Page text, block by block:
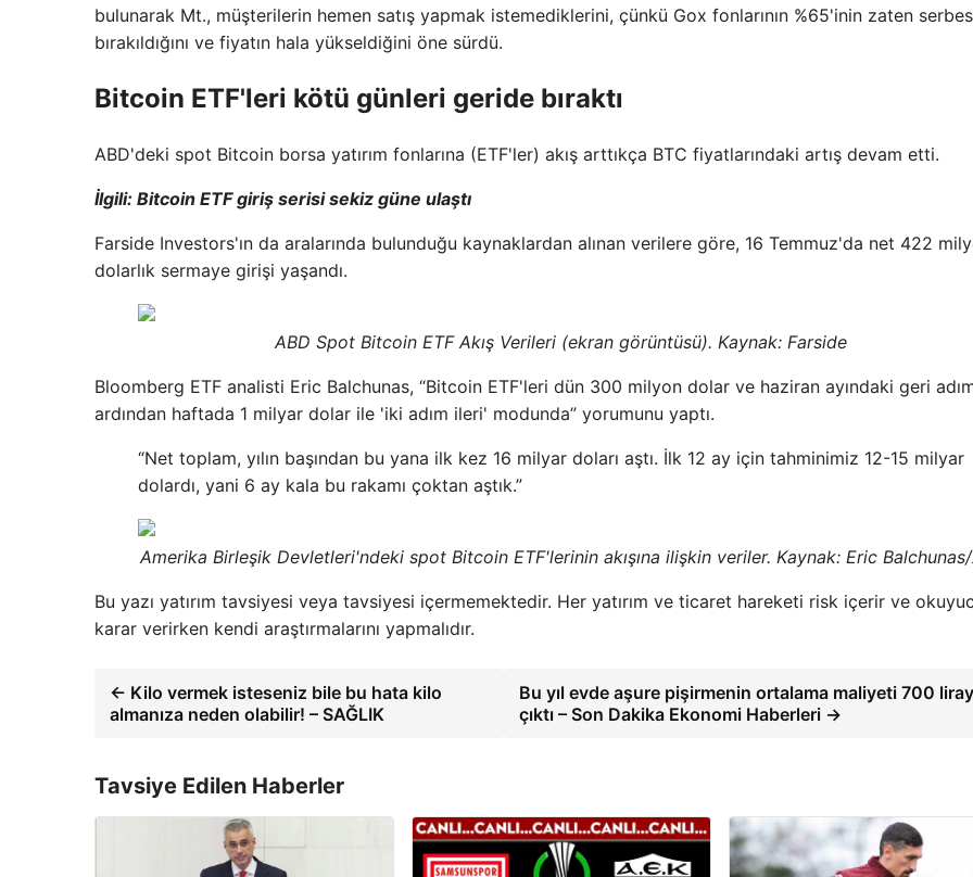
bulunarak Mt., müşterilerin hemen satış yapmak istemediklerini, çünkü Gox fonlarının %65'inin zaten
bırakıldığını ve fiyatın hala yükseldiğini öne sürdü.
Bitcoin ETF'leri kötü günleri geride bıraktı
ABD'deki spot Bitcoin borsa yatırım fonlarına (ETF'ler) akış arttıkça BTC fiyatlarındaki artış devam etti.
İlgili: Bitcoin ETF giriş serisi sekiz güne ulaştı
Farside Investors'ın da aralarında bulunduğu kaynaklardan alınan verilere göre, 16 Temmuz'da net 422
dolarlık sermaye girişi yaşandı.
ABD Spot Bitcoin ETF Akış Verileri (ekran görüntüsü). Kaynak: Farside
Bloomberg ETF analisti Eric Balchunas, “Bitcoin ETF'leri dün 300 milyon dolar ve haziran ayındaki geri
ardından haftada 1 milyar dolar ile 'iki adım ileri' modunda” yorumunu yaptı.
“Net toplam, yılın başından bu yana ilk kez 16 milyar doları aştı. İlk 12 ay için tahminimiz 12-15 milyar
dolardı, yani 6 ay kala bu rakamı çoktan aştık.”
Amerika Birleşik Devletleri'ndeki spot Bitcoin ETF'lerinin akışına ilişkin veriler. Kaynak: Eric
Bu yazı yatırım tavsiyesi veya tavsiyesi içermemektedir. Her yatırım ve ticaret hareketi risk içerir ve
karar verirken kendi araştırmalarını yapmalıdır.
← Kilo vermek isteseniz bile bu hata kilo
almanıza neden olabilir! – SAĞLIK
Bu yıl evde aşure pişirmenin ortalama maliyeti 700
çıktı – Son Dakika Ekonomi Haberleri →
Tavsiye Edilen Haberler